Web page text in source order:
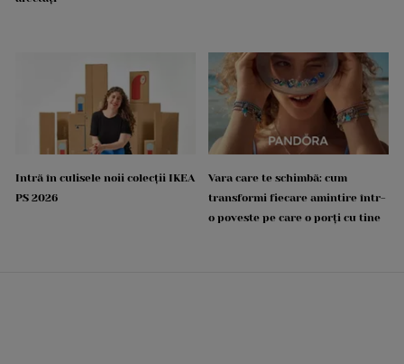
Intră în culisele noii colecții IKEA
PS 2026
Vara care te schimbă: cum
transformi fiecare amintire într-
o poveste pe care o porți cu tine